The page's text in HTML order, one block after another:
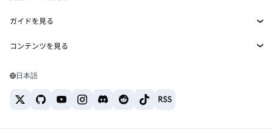
MetaMask Connect
Snaps
Web3サービス
セキュリティ
サポート
キャリア
お問い合わせ
Solanaの価格
Tetherの価格
ETH→USD
USDT→INR
BTC→INR
ETH→USDT
ガイドを見る
ETHの購入
USDTの購入
コンテンツを見る
Solanaウォレット
日本語